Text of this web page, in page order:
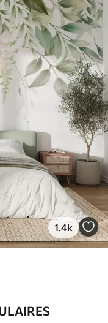
1.4k